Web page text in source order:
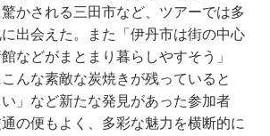
かされる三田市など、ツアーでは多
出会えた。また「伊丹市は街の中心
などがまとまり暮らしやすそう」
こんな素敵な炭焼きが残っていると
」など新たな発見があった参加者
の便もよく、多彩な魅力を横断的に